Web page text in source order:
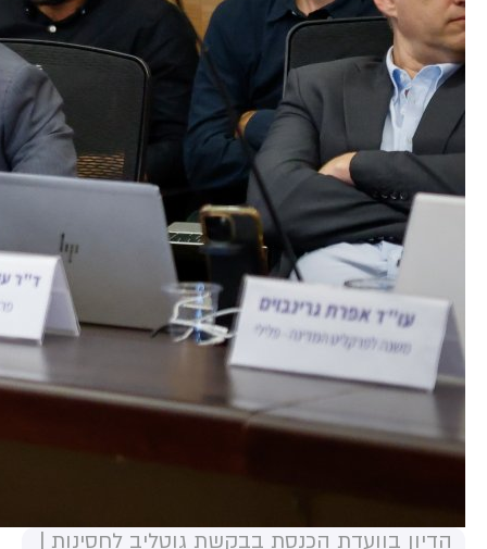
הדיון בוועדת הכנסת בבקשת גוטליב לחסינות |